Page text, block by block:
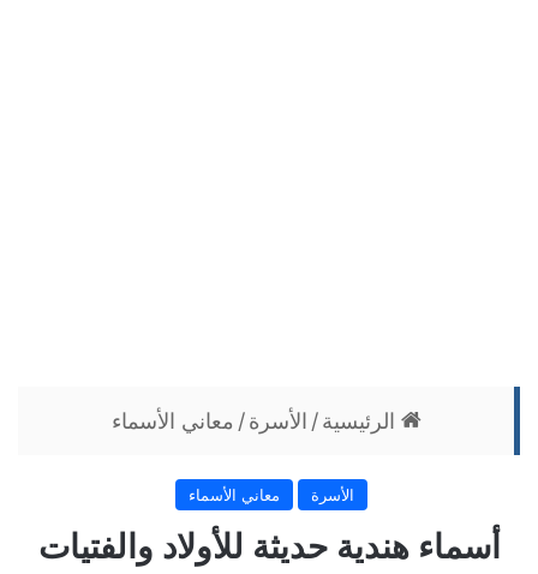
الرئيسية / الأسرة / معاني الأسماء
الأسرة معاني الأسماء
أسماء هندية حديثة للأولاد والفتيات